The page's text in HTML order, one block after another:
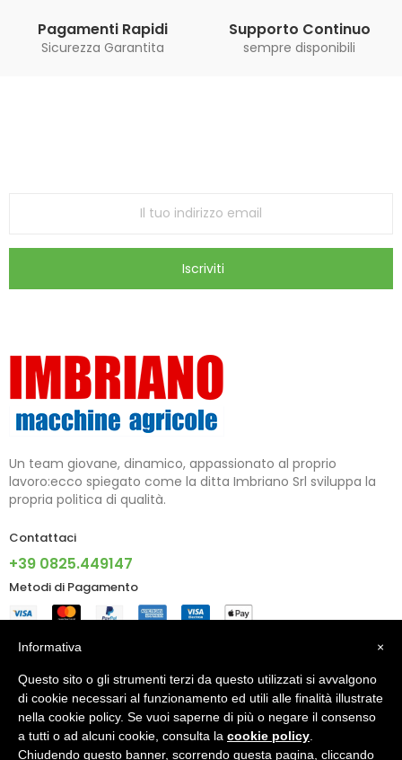
Pagamenti Rapidi
Sicurezza Garantita
Supporto Continuo
sempre disponibili
Iscriviti
Un team giovane, dinamico, appassionato al proprio
lavoro:ecco spiegato come la ditta Imbriano Srl sviluppa la
propria politica di qualità.
Contattaci
+39 0825.449147
Metodi di Pagamento
Informazioni
Account
×
Informativa
Questo sito o gli strumenti terzi da questo utilizzati si avvalgono
di cookie necessari al funzionamento ed utili alle finalità illustrate
nella cookie policy. Se vuoi saperne di più o negare il consenso
a tutti o ad alcuni cookie, consulta la cookie policy
Chiudendo questo banner, scorrendo questa pagina, cliccando